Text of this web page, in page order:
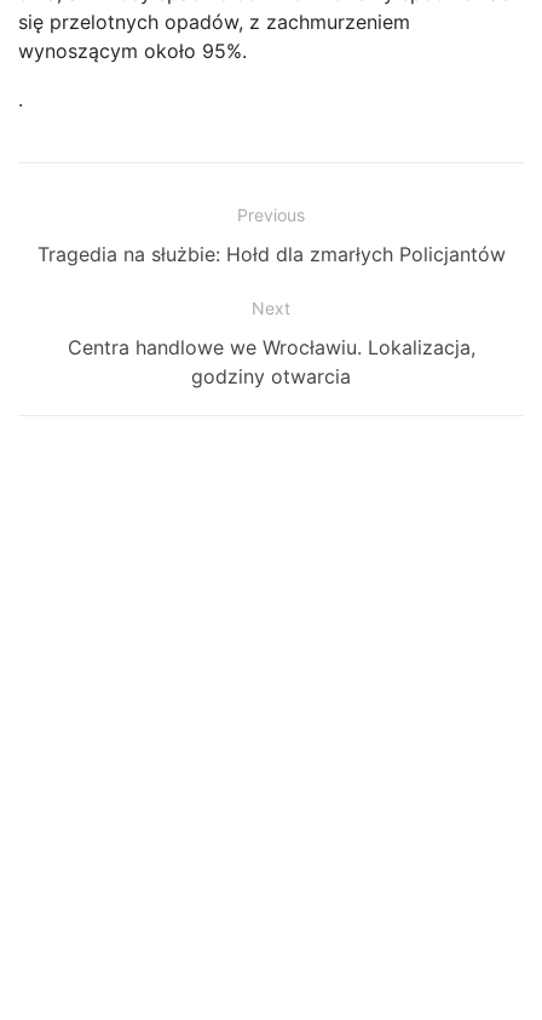
się przelotnych opadów, z zachmurzeniem
wynoszącym około 95%.
.
wpisy
Previous
Previous
Tragedia na służbie: Hołd dla zmarłych Policjantów
Next
NextCentra handlowe we Wrocławiu. Lokalizacja,
godziny otwarcia